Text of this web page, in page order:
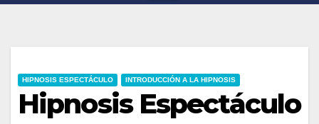
HIPNOSIS ESPECTÁCULO INTRODUCCIÓN A LA HIPNOSIS
Hipnosis Espectáculo